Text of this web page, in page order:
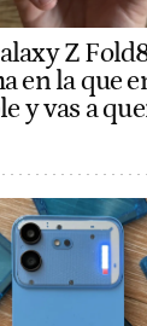
Z
en la que
y vas a